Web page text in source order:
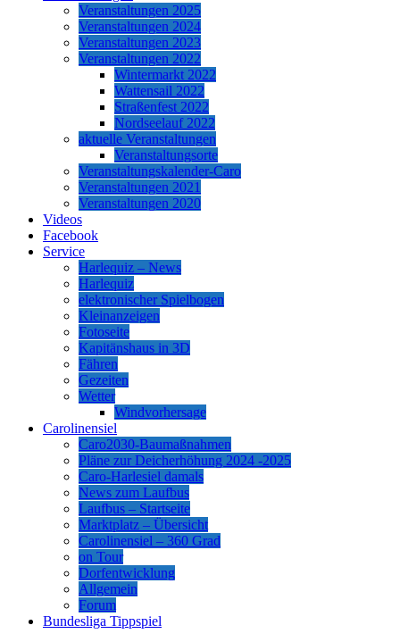
Veranstaltungen 2025
Veranstaltungen 2024
Veranstaltungen 2023
Veranstaltungen 2022
Wintermarkt 2022
Wattensail 2022
Straßenfest 2022
Nordseelauf 2022
aktuelle Veranstaltungen
Veranstaltungsorte
Veranstaltungskalender-Caro
Veranstaltungen 2021
Veranstaltungen 2020
Videos
Facebook
Service
Harlequiz – News
Harlequiz
elektronischer Spielbogen
Kleinanzeigen
Fotoseite
Kapitänshaus in 3D
Fähren
Gezeiten
Wetter
Windvorhersage
Carolinensiel
Caro2030-Baumaßnahmen
Pläne zur Deicherhöhung 2024 -2025
Caro-Harlesiel damals
News zum Laufbus
Laufbus – Startseite
Marktplatz – Übersicht
Carolinensiel – 360 Grad
on Tour
Dorfentwicklung
Allgemein
Forum
Bundesliga Tippspiel